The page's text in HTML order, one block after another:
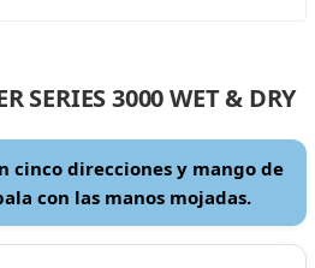
SERIES 3000 WET & DRY
cinco direcciones y mango de
con las manos mojadas.